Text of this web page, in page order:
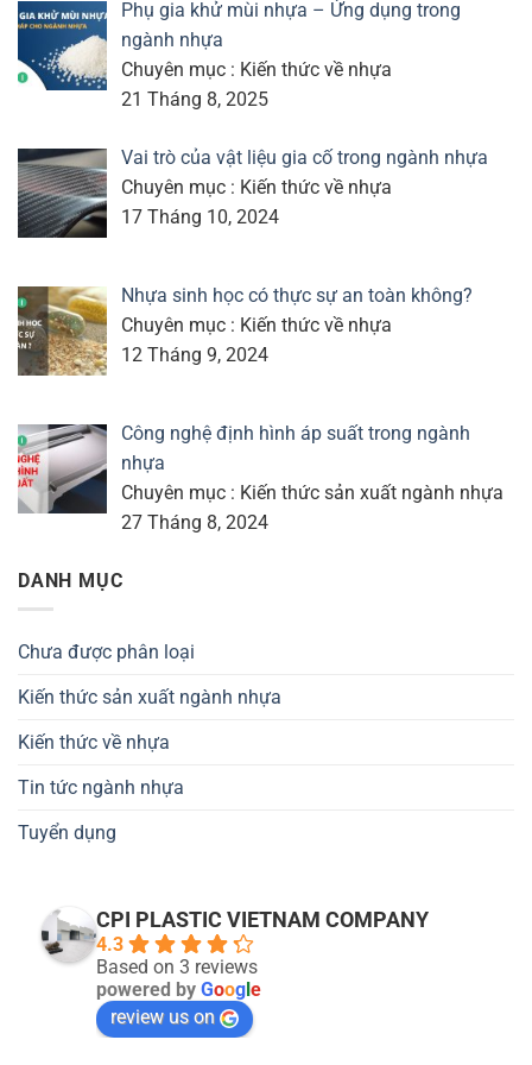
Phụ gia khử mùi nhựa – Ứng dụng trong
ngành nhựa
Chuyên mục : Kiến thức về nhựa
21 Tháng 8, 2025
Vai trò của vật liệu gia cố trong ngành nhựa
Chuyên mục : Kiến thức về nhựa
17 Tháng 10, 2024
Nhựa sinh học có thực sự an toàn không?
Chuyên mục : Kiến thức về nhựa
12 Tháng 9, 2024
Công nghệ định hình áp suất trong ngành
nhựa
Chuyên mục : Kiến thức sản xuất ngành nhựa
27 Tháng 8, 2024
DANH MỤC
Chưa được phân loại
Kiến thức sản xuất ngành nhựa
Kiến thức về nhựa
Tin tức ngành nhựa
Tuyển dụng
CPI PLASTIC VIETNAM COMPANY
4.3
Based on 3 reviews
powered by Goog e
review us on